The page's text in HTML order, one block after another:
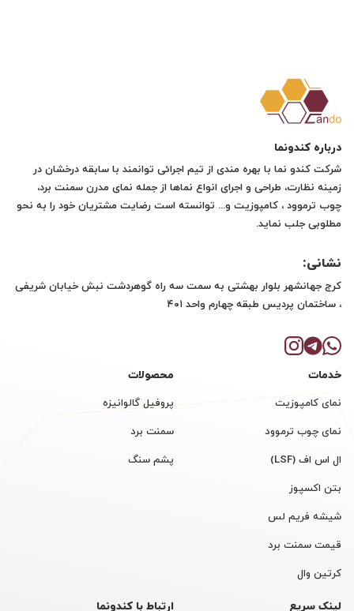
درباره کندونما
شرکت کندو نما با بهره مندی از تیم اجرائی توانمند با سابقه درخشان در
زمینه نظارت، طراحی و اجرای انواع نماها از جمله نمای مدرن سمنت برد،
چوب ترموود ، کامپوزیت و... توانسته است رضایت مشتریان خود را به نحو
مطلوبی جلب نماید.
نشانی:
کرج جهانشهر بلوار بهشتی به سمت سه راه گوهردشت نبش خیابان شریفی
، ساختمان پردیس طبقه چهارم واحد ۴۰۱
خدمات
نمای کامپوزیت
نمای چوب ترموود
ال اس اف (LSF)
بتن اکسپوز
شیشه فریم لس
قیمت سمنت برد
کرتین وال
محصولات
پروفیل گالوانیزه
سمنت برد
پشم سنگ
لینک سریع ارتباط با کندونما